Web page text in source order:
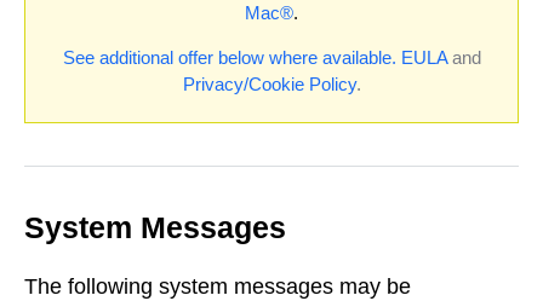
Mac®.
See additional offer below where available. EULAand
Privacy/Cookie Policy.
System Messages
The following system messages may be